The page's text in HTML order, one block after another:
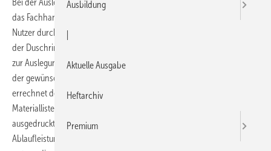
Bei der Auslegung der Advantix Vario-Duschrinnen unterstützt Viega
das Fachhandwerk mit einem Online-Konfigurator. Intuitiv wird der
Nutzer durch das Menü geführt. Wenige Mausklicks genügen, um von
der Duschrinnen-Ausführung über die Bauform und das Design direkt
zur Auslegung der Entwässerungslösung zu kommen. Nach Eingabe
der gewünschten Abmessungen inklusive Einbau- und Belaghöhe
errechnet der Konfigurator dann per Knopfdruck die komplette
Materialliste, die für die Bestellung benötigt wird. Diese kann
ausgedruckt oder als CSV-Datei abgespeichert werden. Auch die
Ablaufleistung wird automatisch angegeben. Ein Sägeplan und die
Ausbildung
Aktuelle Ausgabe
Heftarchiv
Premium